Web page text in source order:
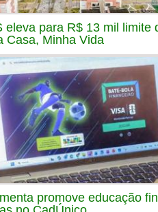
eleva para R$ 13 mil limite
Casa, Minha Vida
promove educação